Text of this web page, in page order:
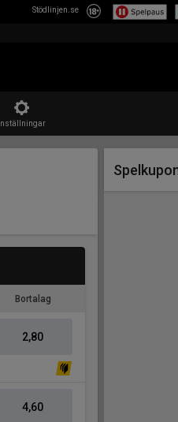
Stödlinjen.se
Inställningar
Bortalag
2,80
4,60